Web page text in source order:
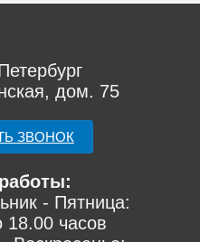
дом. 75
ЗВОНОК
- Пятница:
18.00 часов